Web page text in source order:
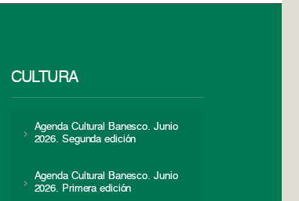
CULTURA
Agenda Cultural Banesco. Junio
2026. Segunda edición
Agenda Cultural Banesco. Junio
2026. Primera edición